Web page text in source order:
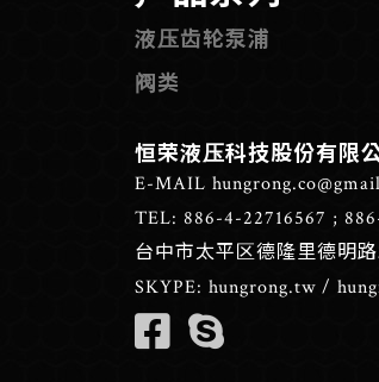
液压齿轮泵浦
阀类
恒荣液压科技股份有限
E-MAIL
TEL: 886-4-22716567 ;
台中市太平区德隆里德明路
SKYPE: hungrong.tw /